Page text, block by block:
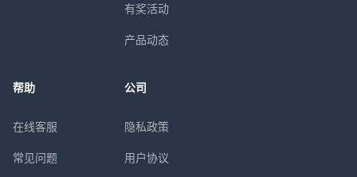
有奖活动
产品动态
帮助
在线客服
常见问题
公司
隐私政策
用户协议